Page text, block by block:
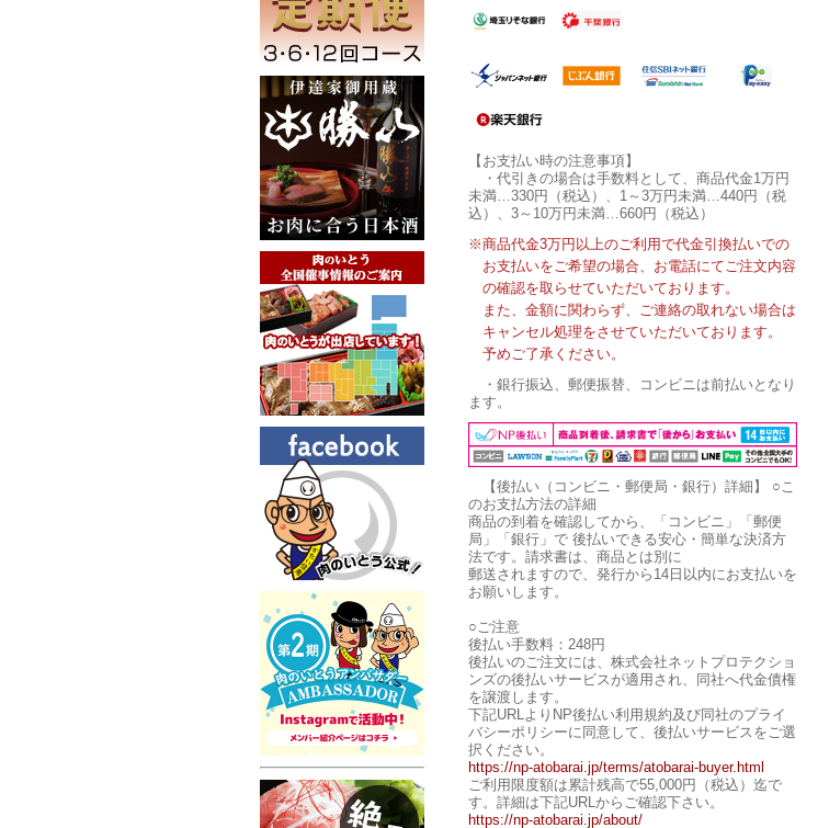
【お支払い時の注意事項】
・代引きの場合は手数料として、商品代金1万円
未満…330円（税込）、1～3万円未満…440円（税
込）、3～10万円未満…660円（税込）
※商品代金3万円以上のご利用で代金引換払いでの
お支払いをご希望の場合、お電話にてご注文内容
の確認を取らせていただいております。
また、金額に関わらず、ご連絡の取れない場合は
キャンセル処理をさせていただいております。
予めご了承ください。
・銀行振込、郵便振替、コンビニは前払いとなり
ます。
【後払い（コンビニ・郵便局・銀行）詳細】
○こ
のお支払方法の詳細
商品の到着を確認してから、「コンビニ」「郵便
局」「銀行」で 後払いできる安心・簡単な決済方
法です。請求書は、商品とは別に
郵送されますので、発行から14日以内にお支払いを
お願いします。
○ご注意
後払い手数料：248円
後払いのご注文には、株式会社ネットプロテクショ
ンズの後払いサービスが適用され、同社へ代金債権
を譲渡します。
下記URLよりNP後払い利用規約及び同社のプライ
バシーポリシーに同意して、後払いサービスをご選
択ください。
https://np-atobarai.jp/terms/atobarai-buyer.html
ご利用限度額は累計残高で55,000円（税込）迄で
す。詳細は下記URLからご確認下さい。
https://np-atobarai.jp/about/